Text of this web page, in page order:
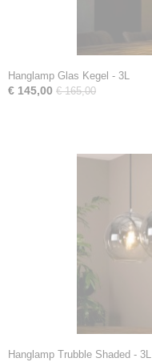
Hanglamp Glas Kegel - 3L
€ 145,00 € 165,00
Hanglamp Trubble Shaded - 3L